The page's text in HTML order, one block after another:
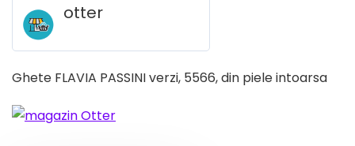
otter
Ghete FLAVIA PASSINI verzi, 5566, din piele intoarsa